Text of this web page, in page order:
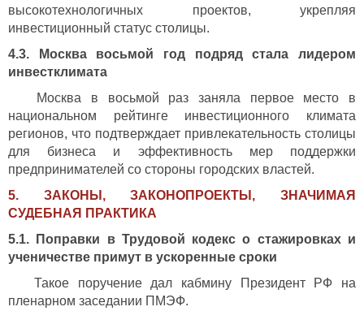
высокотехнологичных проектов, укрепляя
инвестиционный статус столицы.
4.3. Москва восьмой год подряд стала лидером
инвестклимата
Москва в восьмой раз заняла первое место в
национальном рейтинге инвестиционного климата
регионов, что подтверждает привлекательность столицы
для бизнеса и эффективность мер поддержки
предпринимателей со стороны городских властей.
5. ЗАКОНЫ, ЗАКОНОПРОЕКТЫ, ЗНАЧИМАЯ
СУДЕБНАЯ ПРАКТИКА
5.1. Поправки в Трудовой кодекс о стажировках и
ученичестве примут в ускоренные сроки
Такое поручение дал кабмину Президент РФ на
пленарном заседании ПМЭФ.